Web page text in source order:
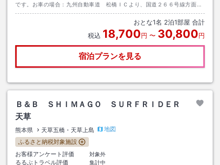
です。お車の場合：九州自動車道 松橋ＩＣより、国道２６６号線方面で
す。
おとな1名 2泊1部屋 合計
税込 18,700円 〜 30,800円
宿泊プランを見る
Ｂ＆Ｂ ＳＨＩＭＡＧＯ ＳＵＲＦＲＩＤＥＲ
天草
熊本県 天草五橋・天草上島
地図
ふるさと納税対象施設
お客様アンケート評価
対象外
るるぶトラベル評価 集計中